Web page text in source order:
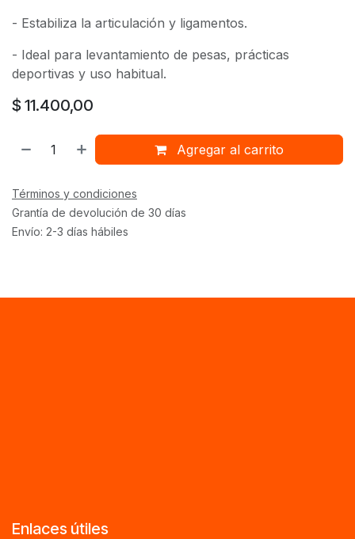
- Estabiliza la articulación y ligamentos.
- Ideal para levantamiento de pesas, prácticas
deportivas y uso habitual.
$ 11.400,00
Agregar al carrito
Términos y condiciones
Grantía de devolución de 30 días
Envío: 2-3 días hábiles
Enlaces útiles